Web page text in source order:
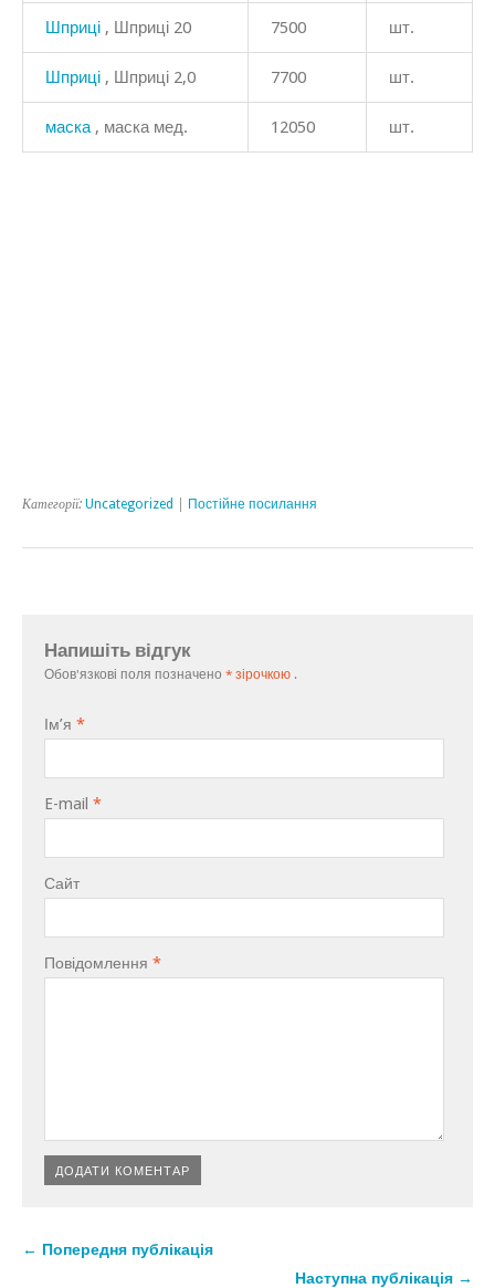
Шприці , Шприці 20 7500 шт.
Шприці , Шприці 2,0 7700 шт.
маска , маска мед. 12050 шт.
Категорії: Uncategorized Постійне посилання
Напишіть відгук
Обов'язкові поля позначено * зірочкою .
Ім’я *
E-mail *
Сайт
Повідомлення *
← Попередня публікація
Наступна публікація →